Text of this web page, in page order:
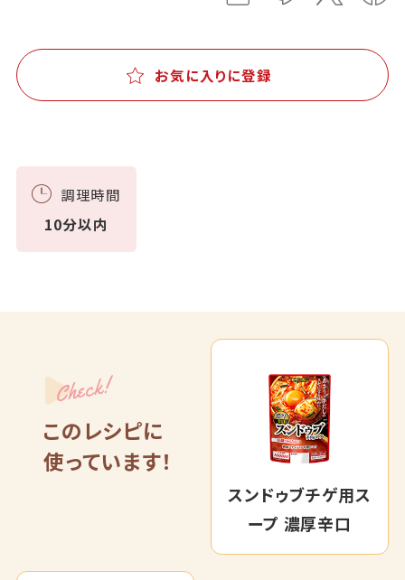
お気に入りに登録
調理時間
10分以内
Check!
このレシピに
使っています！
スンドゥブチゲ用ス
ープ 濃厚辛口